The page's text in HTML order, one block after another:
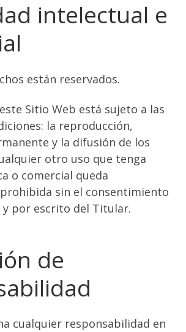
intelectual e
están reservados.
Sitio Web está sujeto a las
la reproducción,
y la difusión de los
otro uso que tenga
o comercial queda
sin el consentimiento
y por escrito del Titular.
de
cualquier responsabilidad en